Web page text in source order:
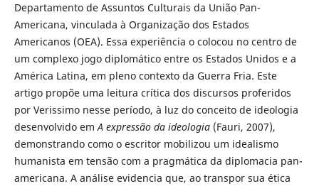
Departamento de Assuntos Culturais da União Pan-
Americana, vinculada à Organização dos Estados
Americanos (OEA). Essa experiência o colocou no centro de
um complexo jogo diplomático entre os Estados Unidos e a
América Latina, em pleno contexto da Guerra Fria. Este
artigo propõe uma leitura crítica dos discursos proferidos
por Verissimo nesse período, à luz do conceito de ideologia
desenvolvido emA expressão da ideologia (Fauri, 2007),
demonstrando como o escritor mobilizou um idealismo
humanista em tensão com a pragmática da diplomacia pan-
americana. A análise evidencia que, ao transpor sua ética